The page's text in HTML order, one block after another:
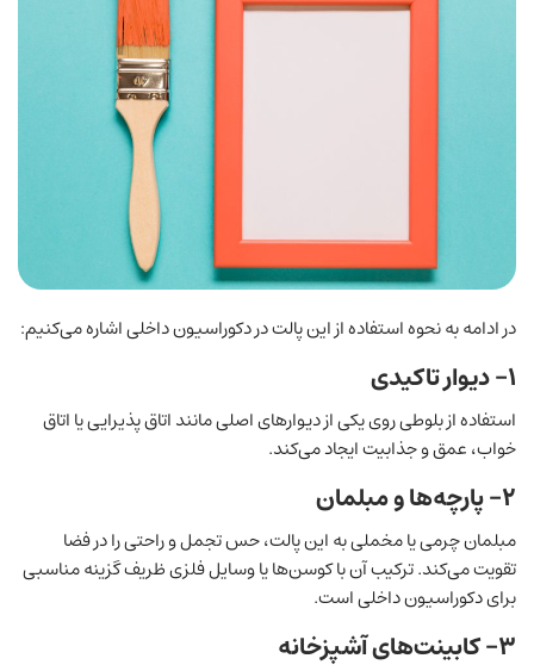
در ادامه به نحوه استفاده از این پالت در دکوراسیون داخلی اشاره می‌کنیم:
۱- دیوار تاکیدی
استفاده از بلوطی روی یکی از دیوارهای اصلی مانند اتاق پذیرایی یا اتاق
خواب، عمق و جذابیت ایجاد می‌کند.
۲- پارچه‌ها و مبلمان
مبلمان چرمی یا مخملی به این پالت، حس تجمل و راحتی را در فضا
تقویت می‌کند. ترکیب آن با کوسن‌ها یا وسایل فلزی ظریف گزینه مناسبی
برای دکوراسیون داخلی است.
۳- کابینت‌های آشپزخانه